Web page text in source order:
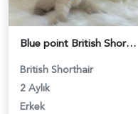
Blue point British Shorthair Kedim 2 Aylık - 4132
British Shorthair
2 Aylık
Erkek